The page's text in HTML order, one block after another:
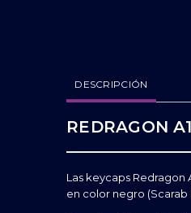
DESCRIPCIÓN
REDRAGON
Las keycaps
en color negro (Scarab